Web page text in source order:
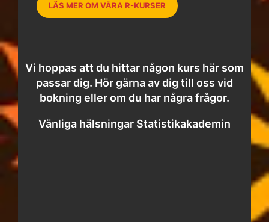
LÄS MER OM VÅRA R-KURSER
Vi hoppas att du hittar någon kurs här som
passar dig. Hör gärna av dig till oss vid
bokning eller om du har några frågor.
Vänliga hälsningar Statistikakademin